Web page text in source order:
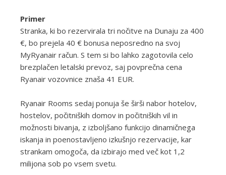
Primer
Stranka, ki bo rezervirala tri nočitve na Dunaju za 400
€, bo prejela 40 € bonusa neposredno na svoj
MyRyanair račun. S tem si bo lahko zagotovila celo
brezplačen letalski prevoz, saj povprečna cena
Ryanair vozovnice znaša 41 EUR.
Ryanair Rooms sedaj ponuja še širši nabor hotelov,
hostelov, počitniških domov in počitniških vil in
možnosti bivanja, z izboljšano funkcijo dinamičnega
iskanja in poenostavljeno izkušnjo rezervacije, kar
strankam omogoča, da izbirajo med več kot 1,2
milijona sob po vsem svetu.